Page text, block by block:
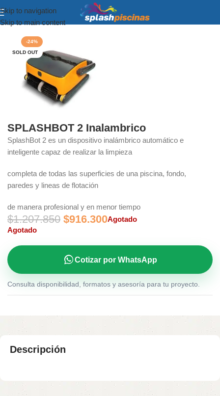
Skip to navigation
Skip to main content
Inicio Equipamiento y Accesorios
-24%
SOLD OUT
SPLASHBOT 2 Inalambrico
SplashBot 2 es un dispositivo inalámbrico automático e
inteligente capaz de realizar la limpieza
completa de todas las superficies de una piscina, fondo,
paredes y lineas de flotación
de manera profesional y en menor tiempo
$1.207.850 $916.300Agotado
Agotado
Cotizar por WhatsApp
Consulta disponibilidad, formatos y asesoría para tu proyecto.
Descripción